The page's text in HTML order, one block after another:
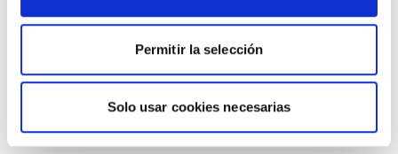
Permitir la selección
Solo usar cookies necesarias